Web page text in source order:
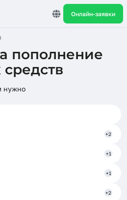
Онлайн-заявки
пополнение
нужно
+2
+1
+1
+2